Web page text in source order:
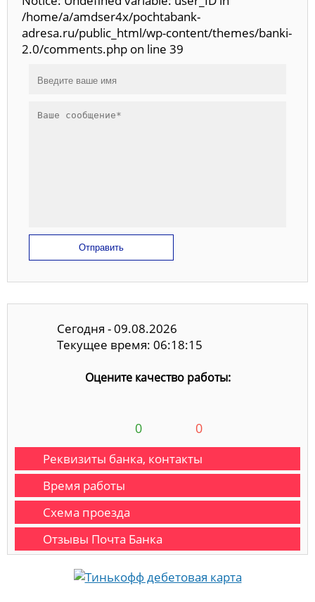
/home/a/amdser4x/pochtabank-
adresa.ru/public_html/wp-content/themes/banki-
2.0/comments.php on line 39
Отправить
Сегодня - 09.08.2026
Текущее время: 06:18:16
Оцените качество работы:
0 0
Реквизиты банка, контакты
Время работы
Схема проезда
Отзывы Почта Банка